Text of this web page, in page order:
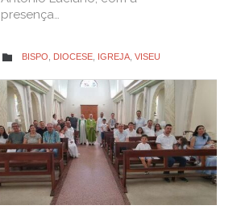
presença…
 CATEGORY
BISPO DIOCESE IGREJA VISEU